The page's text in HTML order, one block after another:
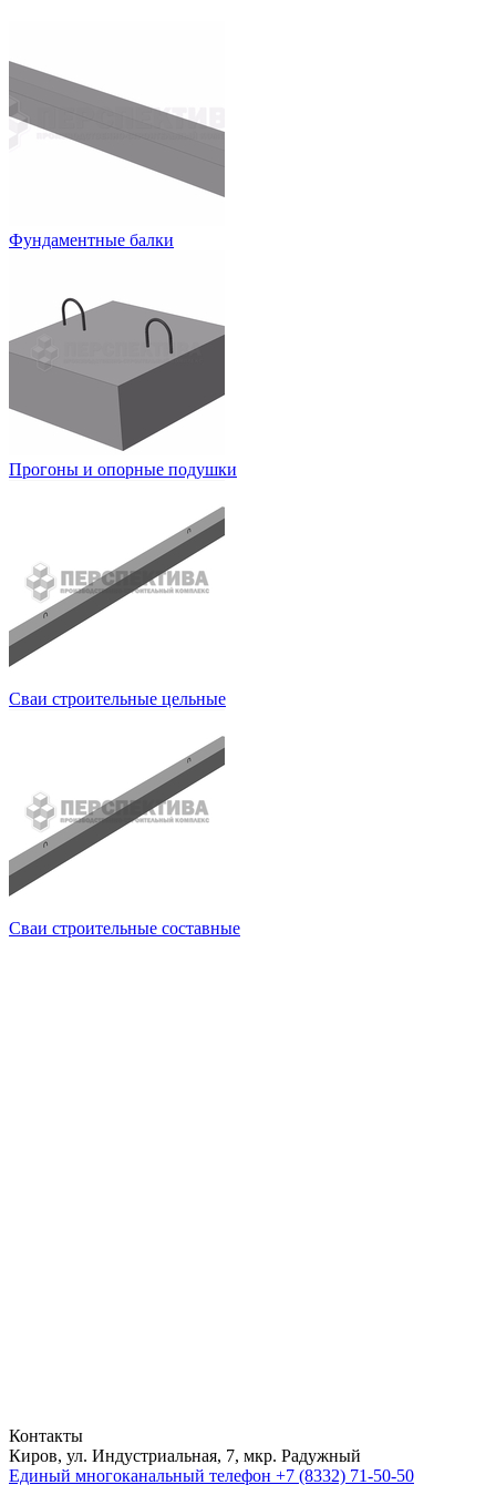
Фундаментные балки
Прогоны и опорные подушки
Сваи строительные цельные
Сваи строительные составные
Контакты
Киров, ул. Индустриальная, 7, мкр. Радужный
Единый многоканальный телефон +7 (8332) 71-50-50